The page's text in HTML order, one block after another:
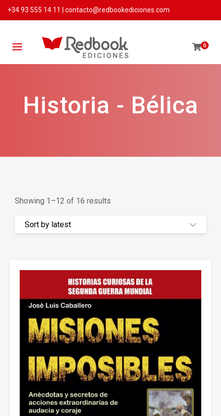
+34 93 555 14 11 contacto@redbookediciones.com
0
Historia - Bélica
Showing 1–12 of 16 results